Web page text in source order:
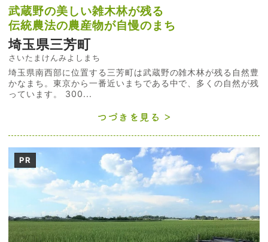
武蔵野の美しい雑木林が残る
伝統農法の農産物が自慢のまち
埼玉県三芳町
さいたまけんみよしまち
埼玉県南西部に位置する三芳町は武蔵野の雑木林が残る自然豊
かなまち。東京から一番近いまちである中で、多くの自然が残
っています。 300...
つづきを見る
PR